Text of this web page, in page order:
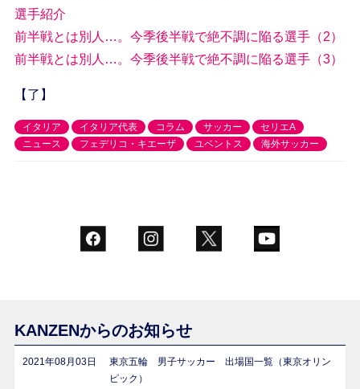
選手紹介
前半戦とは別人…。今季後半戦で絶不調に陥る選手（2）
前半戦とは別人…。今季後半戦で絶不調に陥る選手（3）
【了】
イタリア イタリア代表 コラム サッカー
セリエA
ニュース
フェデリコ・キエーザ ユベントス 海外サッカー
KANZENからのお知らせ
2021年08月03日
東京五輪 男子サッカー 出場国一覧（東京オリン
ピック）